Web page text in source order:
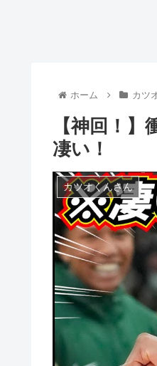
ホーム カツ
【神回！
凄い！
カツオくんさん